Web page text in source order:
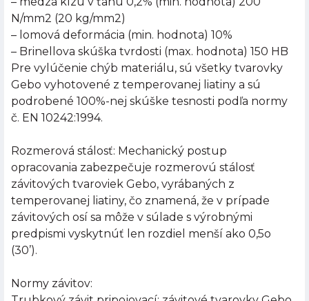
N/mm2 (20 kg/mm2)
– lomová deformácia (min. hodnota) 10%
– Brinellova skúška tvrdosti (max. hodnota) 150 HB
Pre vylúčenie chýb materiálu, sú všetky tvarovky
Gebo vyhotovené z temperovanej liatiny a sú
podrobené 100%-nej skúške tesnosti podľa normy
č. EN 10242:1994.
Rozmerová stálosť: Mechanický postup
opracovania zabezpečuje rozmerovú stálosť
závitových tvaroviek Gebo, vyrábaných z
temperovanej liatiny, čo znamená, že v prípade
závitových osí sa môže v súlade s výrobnými
predpismi vyskytnúť len rozdiel menší ako 0,5o
(30’).
Normy závitov: